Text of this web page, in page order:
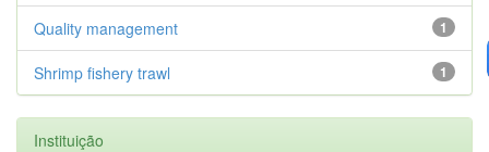
1
Quality management
1
Shrimp fishery trawl
Instituição